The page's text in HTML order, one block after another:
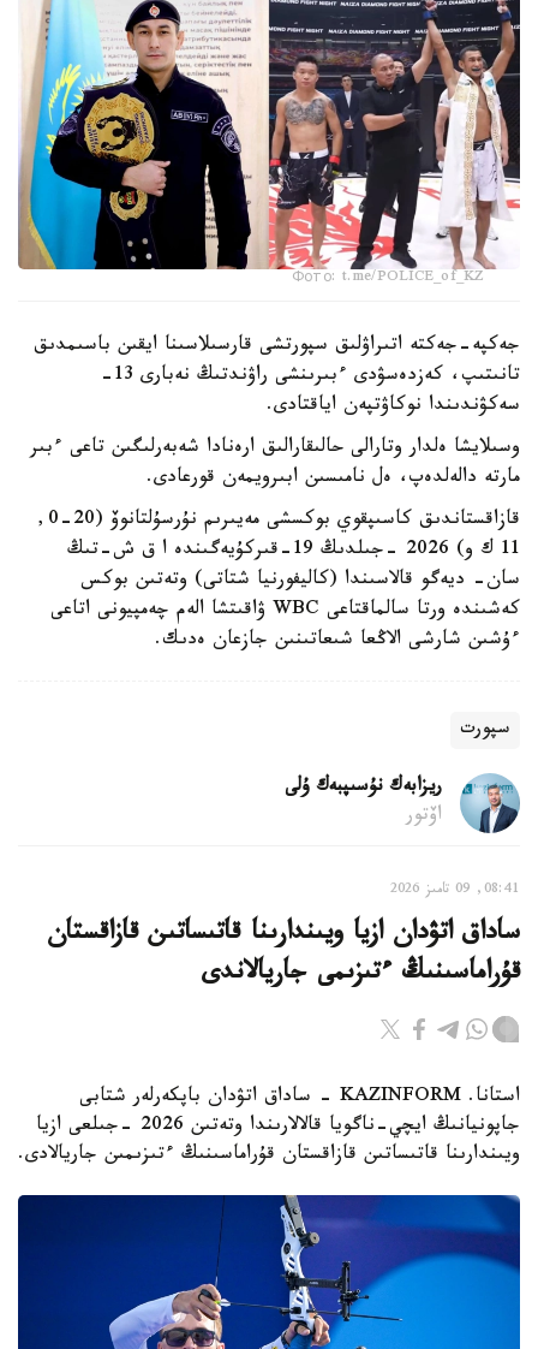
Фото: t.me/POLICE_of_KZ
جەكپە-جەكتە اتىراۋلىق سپورتشى قارسىلاسىنا ايقىن باسىمدىق
تانىتىپ، كەزدەسۋدى ءبىرىنشى راۋندتىڭ نەبارى 13-
سەكۋندىندا نوكاۋتپەن اياقتادى.
وسىلايشا ەلدار وتارالى حالىقارالىق ارەنادا شەبەرلىگىن تاعى ءبىر
مارتە دالەلدەپ، ەل نامىسىن ابىرويمەن قورعادى.
قازاقستاندىق كاسىپقوي بوكسشى مەيىرىم نۇرسۇلتانوۆ (20-0,
11 ك و) 2026 -جىلدىڭ 19-قىركۇيەگىندە ا ق ش-تىڭ
سان- ديەگو قالاسىندا (كاليفورنيا شتاتى) وتەتىن بوكس
كەشىندە ورتا سالماقتاعى WBC ۋاقىتشا الەم چەمپيونى اتاعى
ءۇشىن شارشى الاڭعا شىعاتىنىن جازعان ەدىك.
سپورت
ريزابەك نۇسىپبەك ۇلى
اۆتور
08:41, 09 تامىز 2026
ساداق اتۋدان ازيا ويىندارىنا قاتىساتىن قازاقستان
قۇراماسىنىڭ ءتىزىمى جاريالاندى
استانا. KAZINFORM - ساداق اتۋدان باپكەرلەر شتابى
جاپونيانىڭ ايچي-ناگويا قالالارىندا وتەتىن 2026 -جىلعى ازيا
ويىندارىنا قاتىساتىن قازاقستان قۇراماسىنىڭ ءتىزىمىن جاريالادى.